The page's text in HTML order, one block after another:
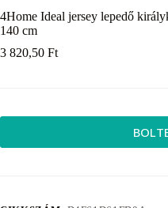
4Home Ideal jersey lepedő
140 cm
3 820,50 Ft